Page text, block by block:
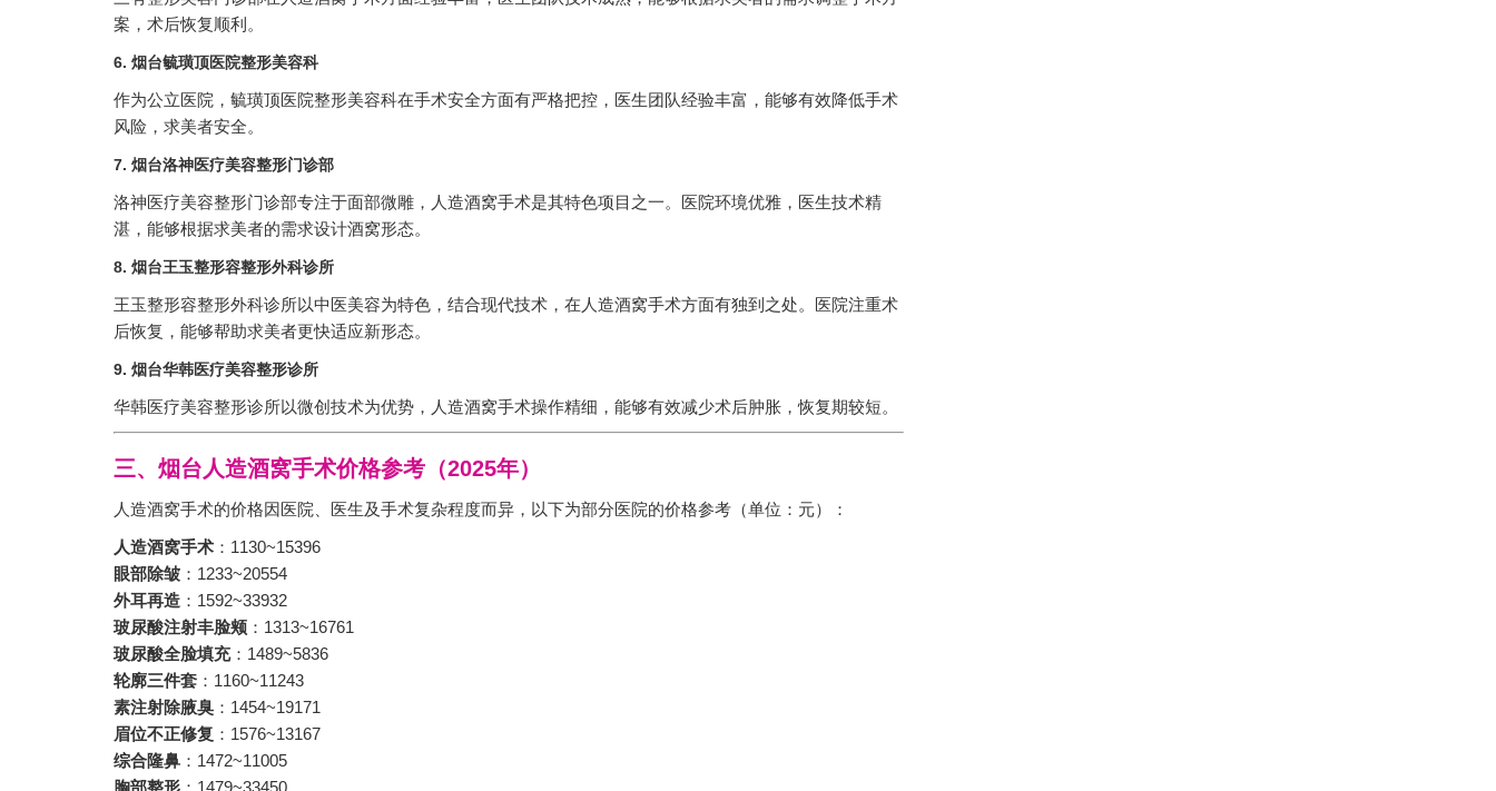
案，术后恢复顺利。
6. 烟台毓璜顶医院整形美容科
作为公立医院，毓璜顶医院整形美容科在手术安全方面有严格把控，医生团队经验丰富，能够有效降低手术
风险，求美者安全。
7. 烟台洛神医疗美容整形门诊部
洛神医疗美容整形门诊部专注于面部微雕，人造酒窝手术是其特色项目之一。医院环境优雅，医生技术精
湛，能够根据求美者的需求设计酒窝形态。
8. 烟台王玉整形容整形外科诊所
王玉整形容整形外科诊所以中医美容为特色，结合现代技术，在人造酒窝手术方面有独到之处。医院注重术
后恢复，能够帮助求美者更快适应新形态。
9. 烟台华韩医疗美容整形诊所
华韩医疗美容整形诊所以微创技术为优势，人造酒窝手术操作精细，能够有效减少术后肿胀，恢复期较短。
三、烟台人造酒窝手术价格参考（2025年）
人造酒窝手术的价格因医院、医生及手术复杂程度而异，以下为部分医院的价格参考（单位：元）：
人造酒窝手术 ：1130~15396
眼部除皱 ：1233~20554
外耳再造 ：1592~33932
玻尿酸注射丰脸颊 ：1313~16761
玻尿酸全脸填充：1489~5836
轮廓三件套 ：1160~11243
素注射除腋臭 ：1454~19171
眉位不正修复 ：1576~13167
综合隆鼻 ：1472~11005
胸部整形 ：1479~33450